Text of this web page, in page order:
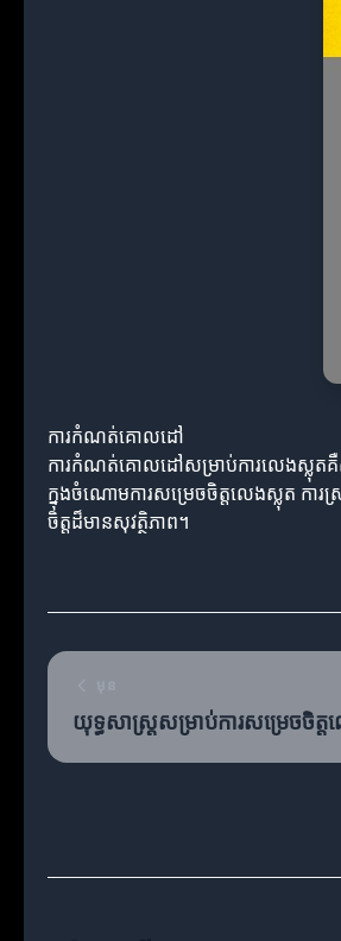
ការកំណត់គោលដៅ
ការកំណត់គោលដៅសម្រាប់ការលេងស្លុតគឺ
ក្នុងចំណោមការសម្រេចចិត្តលេងស្លុត ការស្
ចិត្តដ៏មានសុវត្ថិភាព។
យុទ្ធសាស្ត្រសម្រាប់ការសម្រេចចិត្ត